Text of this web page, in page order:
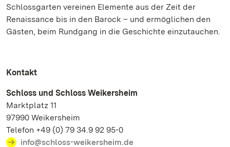
Schlossgarten vereinen Elemente aus der Zeit der
Renaissance bis in den Barock – und ermöglichen den
Gästen, beim Rundgang in die Geschichte einzutauchen.
Kontakt
Schloss und Schloss Weikersheim
Marktplatz 11
97990 Weikersheim
Telefon +49 (0) 79 34.9 92 95-0
info@schloss-weikersheim.de